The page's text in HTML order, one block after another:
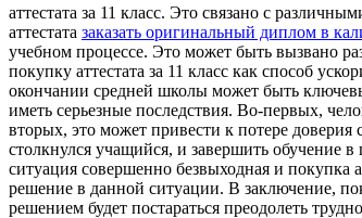
аттестата за 11 класс. Это связано с
аттестата заказать оригинальный диплом в
учебном процессе. Это может быть вызвано
покупку аттестата за 11 класс как способ
окончании средней школы может быть
иметь серьезные последствия. Во-первых,
вторых, это может привести к потере
столкнулся учащийся, и завершить обучение
ситуация совершенно безвыходная и покупка
решение в данной ситуации. В заключение,
решением будет постараться преодолеть